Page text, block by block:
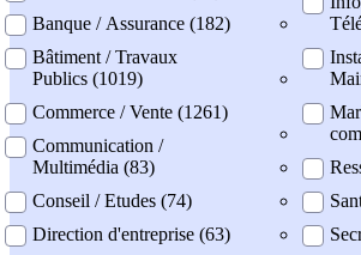
Banque / Assurance (182)
Bâtiment / Travaux
Publics (1019)
Commerce / Vente (1261)
Communication /
Multimédia (83)
Conseil / Etudes (74)
Direction d'entreprise (63)